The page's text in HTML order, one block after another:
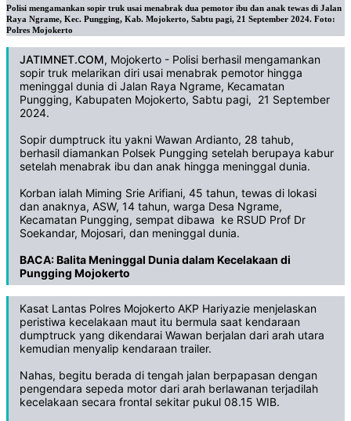
Polisi mengamankan sopir truk usai menabrak dua pemotor ibu dan anak tewas di Jalan
Raya Ngrame, Kec. Pungging, Kab. Mojokerto, Sabtu pagi, 21 September 2024. Foto:
Polres Mojokerto
JATIMNET.COM, Mojokerto - Polisi berhasil mengamankan
sopir truk melarikan diri usai menabrak pemotor hingga
meninggal dunia di Jalan Raya Ngrame, Kecamatan
Pungging, Kabupaten Mojokerto, Sabtu pagi, 21 September
2024.
Sopir dumptruck itu yakni Wawan Ardianto, 28 tahub,
berhasil diamankan Polsek Pungging setelah berupaya kabur
setelah menabrak ibu dan anak hingga meninggal dunia.
Korban ialah Miming Srie Arifiani, 45 tahun, tewas di lokasi
dan anaknya, ASW, 14 tahun, warga Desa Ngrame,
Kecamatan Pungging, sempat dibawa ke RSUD Prof Dr
Soekandar, Mojosari, dan meninggal dunia.
BACA:Balita Meninggal Dunia dalam Kecelakaan di
Pungging Mojokerto
Kasat Lantas Polres Mojokerto AKP Hariyazie menjelaskan
peristiwa kecelakaan maut itu bermula saat kendaraan
dumptruck yang dikendarai Wawan berjalan dari arah utara
kemudian menyalip kendaraan trailer.
Nahas, begitu berada di tengah jalan berpapasan dengan
pengendara sepeda motor dari arah berlawanan terjadilah
kecelakaan secara frontal sekitar pukul 08.15 WIB.